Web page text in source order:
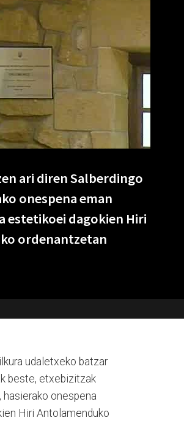
ari diren Salberdingo
onespena eman
estetikoei dagokien Hiri
ordenantzetan
udaletxeko batzar
beste, etxebizitzak
hasierako onespena
Hiri Antolamenduko